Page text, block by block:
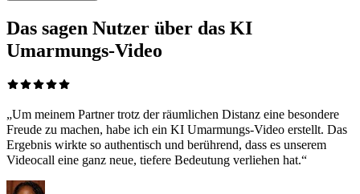
Das sagen Nutzer über das KI
Umarmungs-Video
„Um meinem Partner trotz der räumlichen Distanz eine besondere
Freude zu machen, habe ich ein KI Umarmungs-Video erstellt. Das
Ergebnis wirkte so authentisch und berührend, dass es unserem
Videocall eine ganz neue, tiefere Bedeutung verliehen hat.“